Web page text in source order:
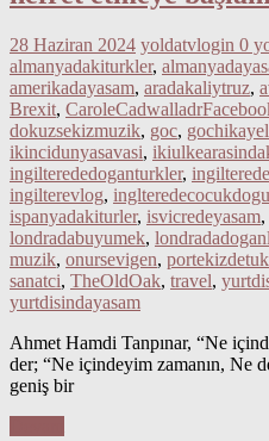
28 Haziran 2024 yoldatvlogin 0
almanyadakiturkler,
amerikadayasam, aradakaliytruz,
Brexit,
dokuzsekizmuzik, goc,
ikincidunyasavasi,
ingilterededoganturkler,
ingilterevlog,
ispanyadakiturler, isvicredeyasam,
londradabuyumek,
muzik, onursevigen,
sanatci, TheOldOak, travel,
yurtdisindayasam
Ahmet Hamdi Tanpınar, “Ne
der; “Ne içindeyim zamanın, Ne
geniş bir